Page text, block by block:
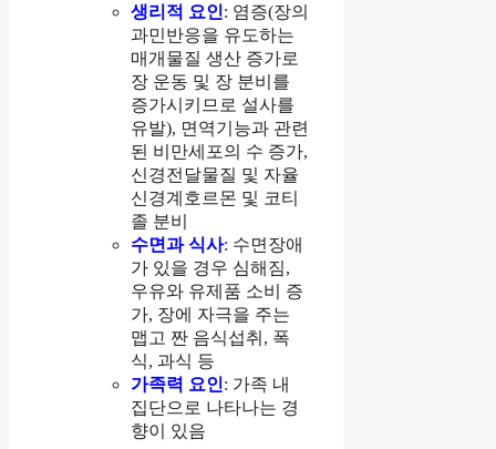
생리적 요인: 염증(장의
과민반응을 유도하는
매개물질 생산 증가로
장 운동 및 장 분비를
증가시키므로 설사를
유발), 면역기능과 관련
된 비만세포의 수 증가,
신경전달물질 및 자율
신경계호르몬 및 코티
졸 분비
수면과 식사: 수면장애
가 있을 경우 심해짐,
우유와 유제품 소비 증
가, 장에 자극을 주는
맵고 짠 음식섭취, 폭
식, 과식 등
가족력 요인: 가족 내
집단으로 나타나는 경
향이 있음